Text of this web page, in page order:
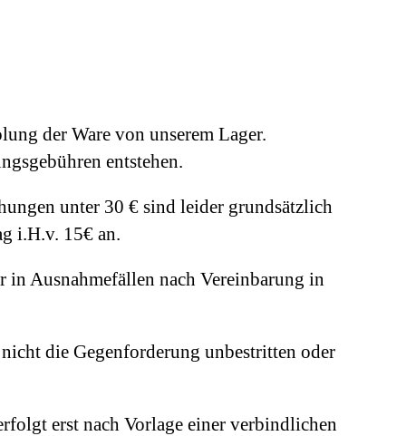
der Ware von unserem Lager.
entstehen.
unter 30 € sind leider grundsätzlich
i.H.v. 15€ an.
in Ausnahmefällen nach Vereinbarung in
die Gegenforderung unbestritten oder
erst nach Vorlage einer verbindlichen